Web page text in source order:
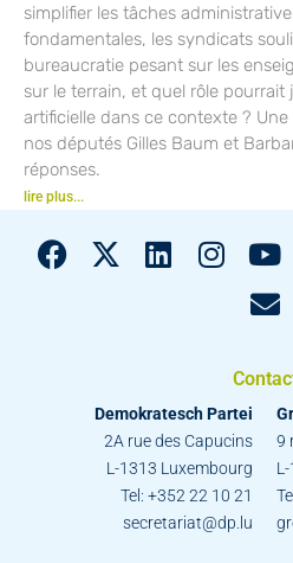
simplifier les tâches
fondamentales, les syndicats
bureaucratie pesant sur les
sur le terrain, et quel rôle pourrait
artificielle dans ce contexte ?
nos députés Gilles Baum et
réponses.
lire plus...
Demokratesch Partei
2A rue des Capucins
L-1313 Luxembourg
Tel: +352 22 10 21
secretariat@dp.lu
9